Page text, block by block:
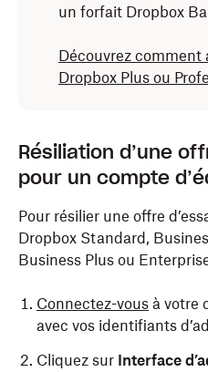
un forfait Dropbox
Découvrez
Dropbox Plus ou
Résiliation d’une
pour un compte
Pour résilier une offre
Dropbox Standard,
Business Plus ou
Connectez-vous à votre
avec vos identifiants
Cliquez sur Interface